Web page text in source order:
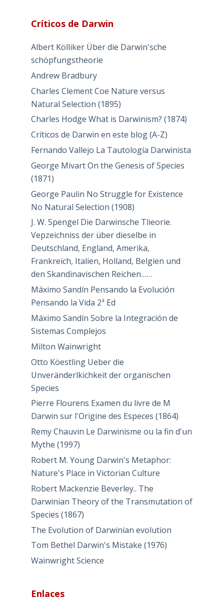
Críticos de Darwin
Albert Kölliker Über die Darwin'sche
schöpfungstheorie
Andrew Bradbury
Charles Clement Coe Nature versus
Natural Selection (1895)
Charles Hodge What is Darwinism? (1874)
Críticos de Darwin en este blog (A-Z)
Fernando Vallejo La Tautología Darwinista
George Mivart On the Genesis of Species
(1871)
George Paulin No Struggle for Existence
No Natural Selection (1908)
J. W. Spengel Die Darwinsche Tlieorie.
Vepzeichniss der über dieselbe in
Deutschland, England, Amerika,
Frankreich, Italien, Holland, Belgien und
den Skandinavischen Reichen……
Máximo Sandín Pensando la Evolución
Pensando la Vida 2ª Ed
Máximo Sandín Sobre la Integración de
Sistemas Complejos
Milton Wainwright
Otto Köestling Ueber die
Unveränderlkichkeit der organischen
Species
Pierre Flourens Examen du livre de M
Darwin sur l'Origine des Especes (1864)
Remy Chauvin Le Darwinisme ou la fin d'un
Mythe (1997)
Robert M. Young Darwin's Metaphor:
Nature's Place in Victorian Culture
Robert Mackenzie Beverley.. The
Darwinian Theory of the Transmutation of
Species (1867)
The Evolution of Darwinian evolution
Tom Bethel Darwin's Mistake (1976)
Wainwright Science
Enlaces